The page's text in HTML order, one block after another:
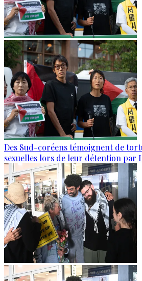
Des Sud-coréens témoignent de
sexuelles lors de leur détention par